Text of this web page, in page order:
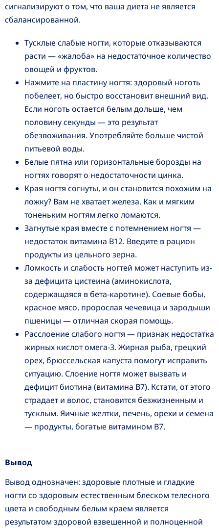
сигнализируют о том, что ваша диета не является
сбалансированной.
Тусклые слабые ногти, которые отказываются
расти — «жалоба» на недостаточное количество
овощей и фруктов.
Нажмите на пластину ногтя: здоровый ноготь
побелеет, но быстро восстановит внешний вид.
Если ноготь остается белым дольше, чем
половину секунды — это результат
обезвоживания. Употребляйте больше чистой
питьевой воды.
Белые пятна или горизонтальные борозды на
ногтях говорят о недостаточности цинка.
Края ногтя согнуты, и он становится похожим на
ложку? Вам не хватает железа. Как и мягким
тоненьким ногтям легко ломаются.
Загнутые края вместе с потемнением ногтя —
недостаток витамина В12. Введите в рацион
продукты из цельного зерна.
Ломкость и слабость ногтей может наступить из-
за дефицита цистеина (аминокислота,
содержащаяся в бета-каротине). Соевые бобы,
красное мясо, пророслая чечевица и зародыши
пшеницы — отличная скорая помощь.
Расслоение слабого ногтя — признак недостатка
жирных кислот омега-3. Жирная рыба, грецкий
орех, брюссельская капуста помогут исправить
ситуацию. Слоение ногтя может вызвать и
дефицит биотина (витамина В7). Кстати, от этого
страдает и волос, становится безжизненным и
тусклым. Яичные желтки, печень, орехи и семена
— продукты, богатые витамином В7.
Вывод
Вывод однозначен: здоровые плотные и гладкие
ногти со здоровым естественным блеском телесного
цвета и свободным белым краем является
результатом здоровой взвешенной и полноценной